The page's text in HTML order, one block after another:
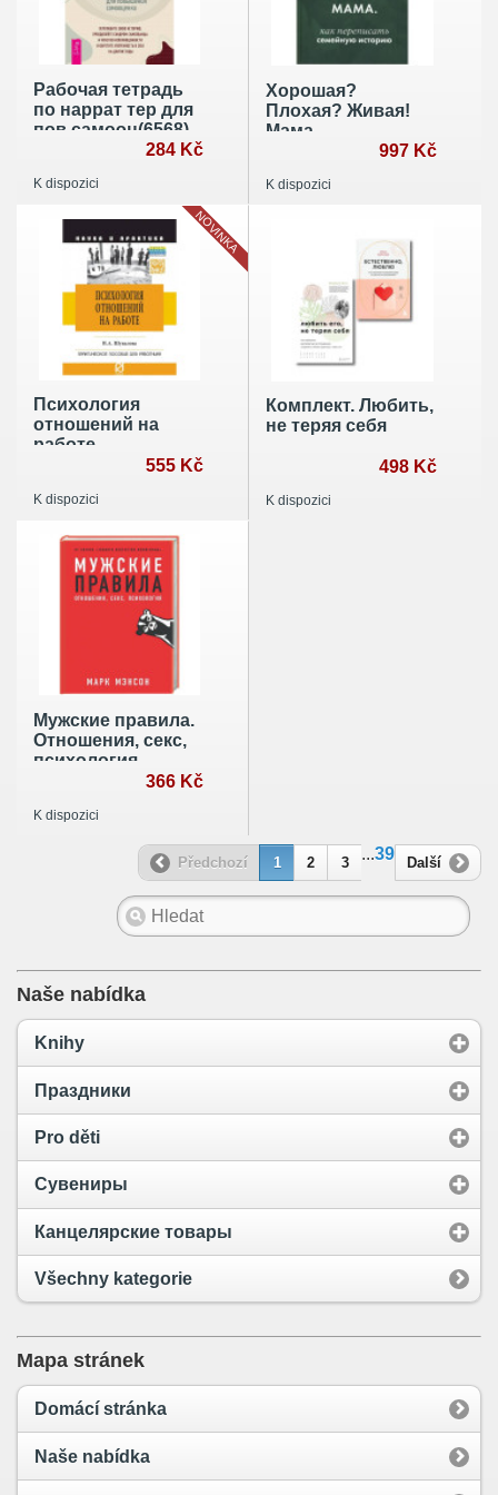
Рабочая тетрадь
по наррат тер для
пов самооц(6568)
284 Kč
K dispozici
Хорошая?
Плохая? Живая!
Мама
997 Kč
K dispozici
Психология
отношений на
работе
555 Kč
K dispozici
NOVINKA
Комплект. Любить,
не теряя себя
498 Kč
K dispozici
Мужские правила.
Отношения, секс,
психология
366 Kč
K dispozici
Předchozí 1 2 3
...39
Další
Naše nabídka
Knihy
Праздники
Pro děti
Сувениры
Канцелярские товары
Všechny kategorie
Mapa stránek
Domácí stránka
Naše nabídka